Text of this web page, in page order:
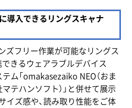
導入できるリングスキャナ
ズフリー作業が可能なリングス
きるウェアラブルデバイス
テム「omakasezaiko NEO（おま
テハンソフト）」と併せて展示
イズ感や、読み取り性能をご体